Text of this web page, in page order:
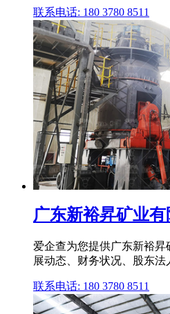
联系电话: 180 3780 8511
广东新裕昇矿业
爱企查为您提供广东新裕
展动态、财务状况、股东
联系电话: 180 3780 8511